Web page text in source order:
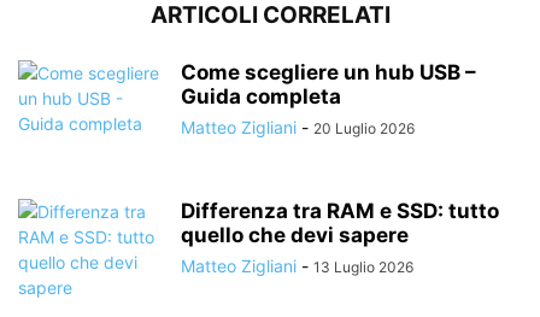
ARTICOLI CORRELATI
Come scegliere un hub USB –
Guida completa
Matteo Zigliani - 20 Luglio 2026
Differenza tra RAM e SSD: tutto
quello che devi sapere
Matteo Zigliani - 13 Luglio 2026